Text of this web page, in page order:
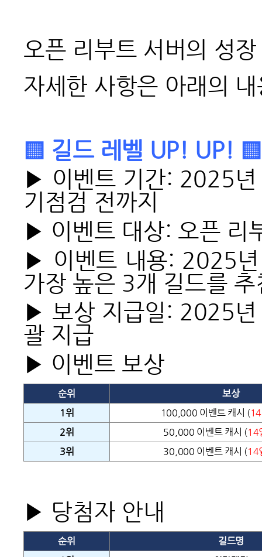
오픈 리부트 서버의 성
자세한 사항은 아래의
▒ 길드 레벨 UP! UP! ▒
▶ 이벤트 기간: 2025
기점검 전까지
▶ 이벤트 대상: 오픈 리
▶ 이벤트 내용: 2025년
가장 높은 3개 길드를
▶ 보상 지급일: 2025년
괄 지급
▶ 이벤트 보상
순위
보상
1위 100,000 이벤트 캐시 (14
2위 50,000 이벤트 캐시 (14
3위 30,000 이벤트 캐시 (14
▶ 당첨자 안내
순위
길드명